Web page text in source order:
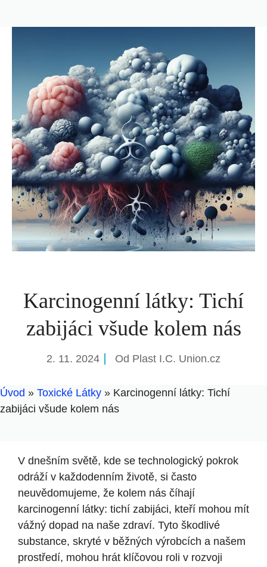
Karcinogenní látky: Tichí
zabijáci všude kolem nás
2. 11. 2024 Od Plast I.C. Union.cz
Úvod » Toxické Látky » Karcinogenní látky: Tichí
zabijáci všude kolem nás
V dnešním světě, kde se technologický pokrok
odráží v každodenním životě, si často
neuvědomujeme, že kolem nás číhají
karcinogenní látky: tichí zabijáci, kteří mohou mít
vážný dopad na naše zdraví. Tyto škodlivé
substance, skryté v běžných výrobcích a našem
prostředí, mohou hrát klíčovou roli v rozvoji